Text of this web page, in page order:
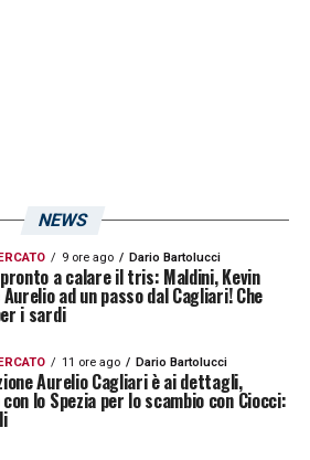
NEWS
9 ore ago Dario Bartolucci
a calare il tris: Maldini, Kevin
ad un passo dal Cagliari! Che
i sardi
11 ore ago Dario Bartolucci
Aurelio Cagliari è ai dettagli,
lo Spezia per lo scambio con Ciocci: